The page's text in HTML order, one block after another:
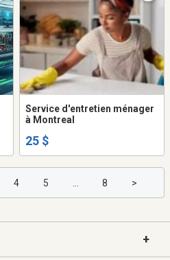
Service d'entretien ménager
à Montreal
25 $
4 5 8 >
+